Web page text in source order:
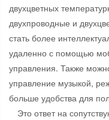
двухцветных
двухпроводные и
стать более
удаленно с помощью
управления. Также
управление музыкой,
больше удобства для
Это ответ на